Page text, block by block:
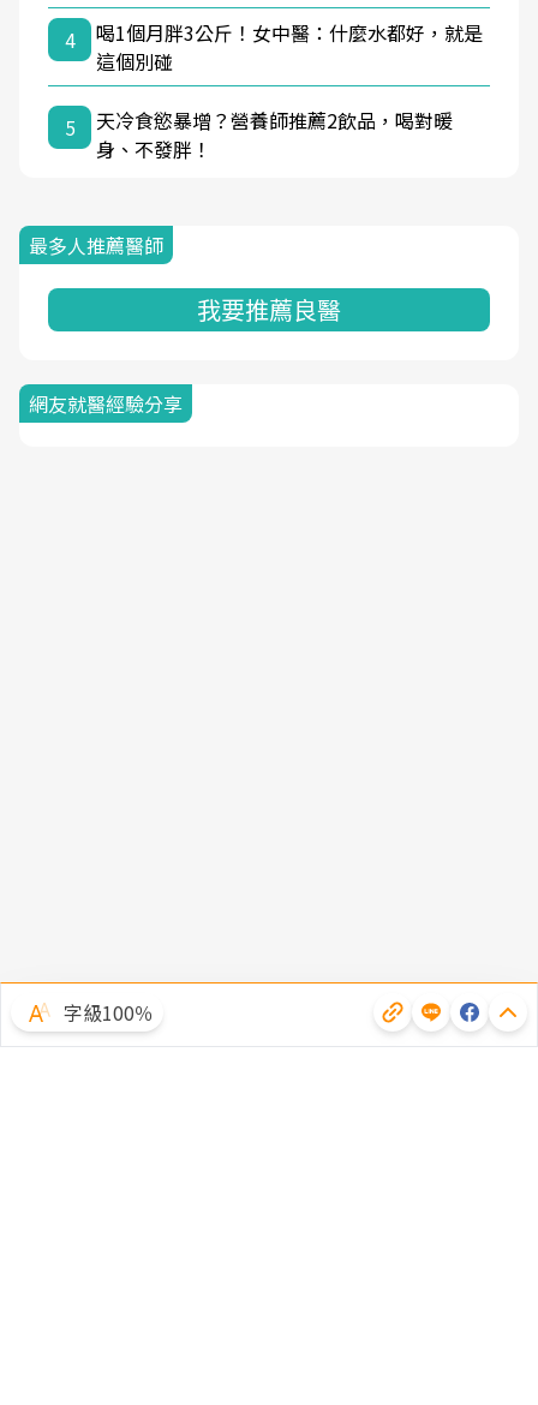
4
喝1個月胖3公斤！女中醫：什麼水都好，就是
這個別碰
5
天冷食慾暴增？營養師推薦2飲品，喝對暖
身、不發胖！
最多人推薦醫師
我要推薦良醫
網友就醫經驗分享
字級100％